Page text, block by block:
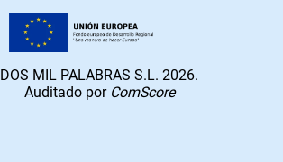
DOS MIL PALABRAS S.L. 2026.
Auditado por ComScore